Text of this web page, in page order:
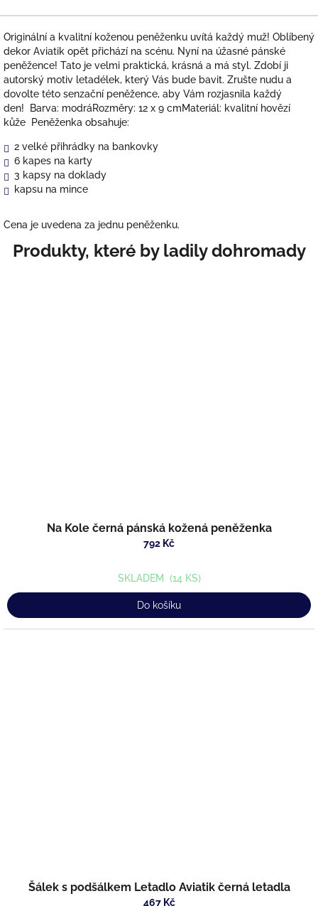
Originální a kvalitní koženou peněženku uvítá každý muž! Oblíbený
dekor Aviatik opět přichází na scénu. Nyní na úžasné pánské
peněžence! Tato je velmi praktická, krásná a má styl. Zdobí ji
autorský motiv letadélek, který Vás bude bavit. Zrušte nudu a
dovolte této senzační peněžence, aby Vám rozjasnila každý
den! Barva: modráRozměry: 12 x 9 cmMateriál: kvalitní hovězí
kůže Peněženka obsahuje:
2 velké přihrádky na bankovky
6 kapes na karty
3 kapsy na doklady
kapsu na mince
Cena je uvedena za jednu peněženku.
Na Kole černá pánská kožená peněženka
792 Kč
SKLADEM (14 KS)
Do košíku
Šálek s podšálkem Letadlo Aviatik černá letadla
467 Kč